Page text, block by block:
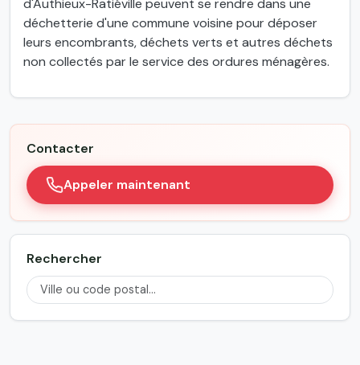
d'Authieux-Ratiéville peuvent se rendre dans une
déchetterie d'une commune voisine pour déposer
leurs encombrants, déchets verts et autres déchets
non collectés par le service des ordures ménagères.
Contacter
Appeler maintenant
Rechercher